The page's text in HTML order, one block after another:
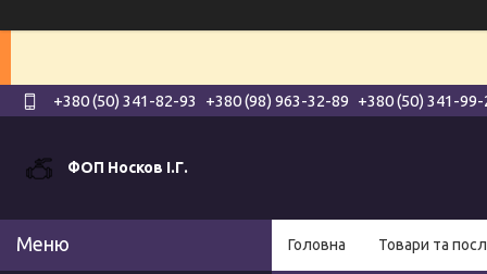
+380 (50) 341-82-93 +380 (98) 963-32-89 +380 (50) 341-99-
ФОП Носков І.Г.
Головна Товари та